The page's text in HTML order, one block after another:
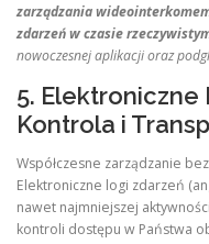
zarządzania
zdarzeń w czasie
nowoczesnej aplikacji oraz
5. Elektroniczne
Kontrola i
Współczesne zarządzanie
Elektroniczne logi zdarzeń
nawet najmniejszej
kontroli dostępu w Państwa